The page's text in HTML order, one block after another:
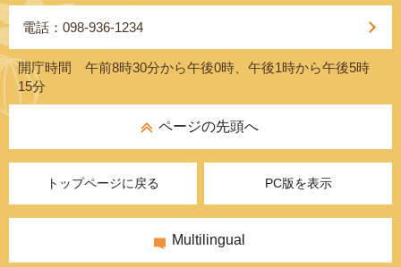
電話：098-936-1234
開庁時間 午前8時30分から午後0時、午後1時から午後5時
15分
ページの先頭へ
トップページに戻る PC版を表示
Multilingual